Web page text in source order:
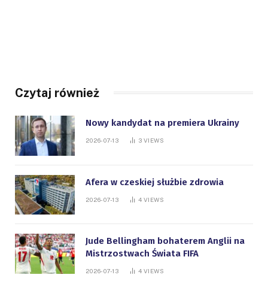
Czytaj również
Nowy kandydat na premiera Ukrainy
2026-07-13 3 VIEWS
Afera w czeskiej służbie zdrowia
2026-07-13 4 VIEWS
Jude Bellingham bohaterem Anglii na
Mistrzostwach Świata FIFA
2026-07-13 4 VIEWS